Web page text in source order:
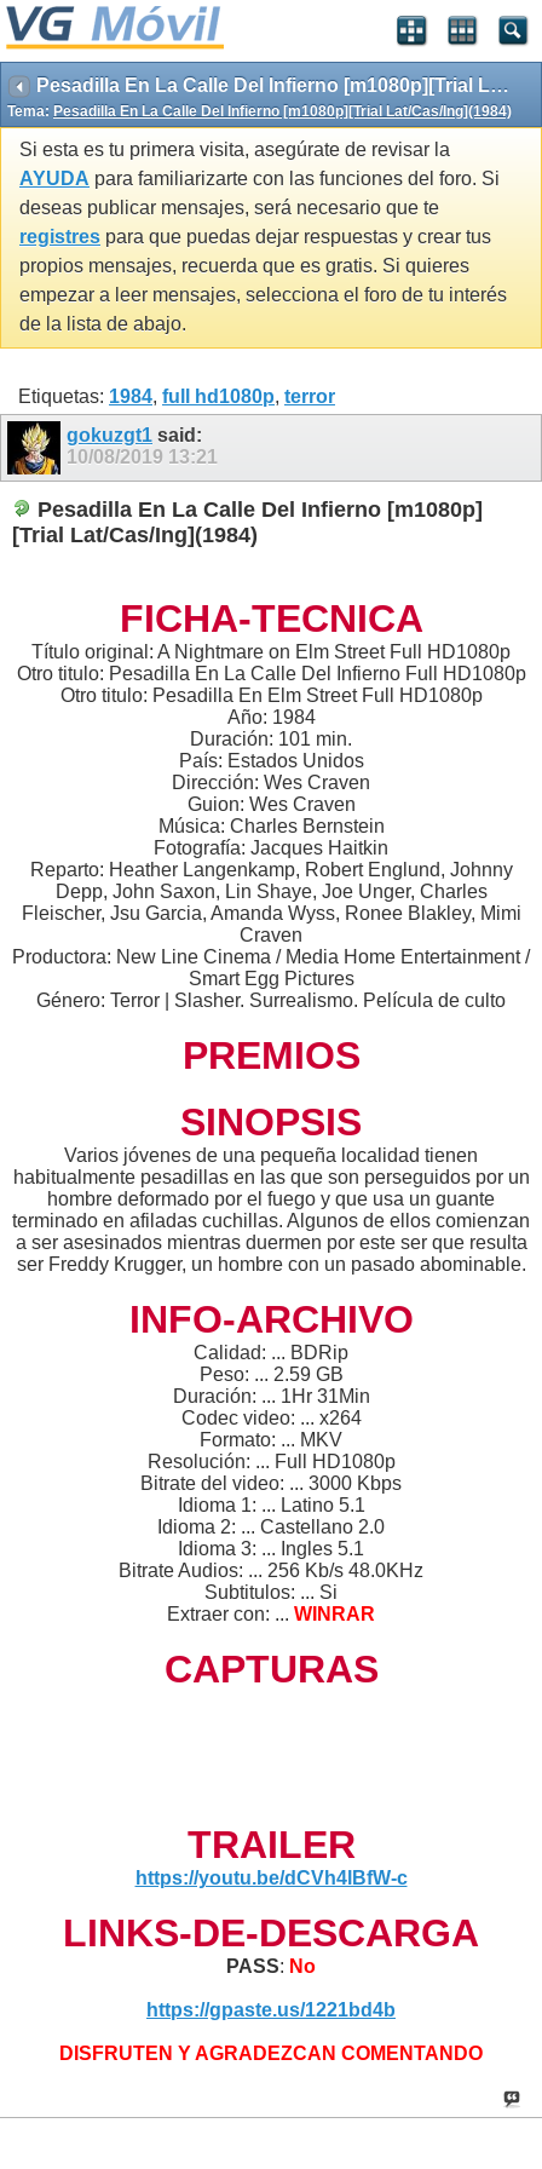
Pesadilla En La Calle Del Infierno [m1080p][Trial Lat/Cas/Ing](1984)
Tema: Pesadilla En La Calle Del Infierno [m1080p][Trial Lat/Cas/Ing](1984)
Si esta es tu primera visita, asegúrate de revisar la
AYUDA para familiarizarte con las funciones del foro. Si
deseas publicar mensajes, será necesario que te
registres para que puedas dejar respuestas y crear tus
propios mensajes, recuerda que es gratis. Si quieres
empezar a leer mensajes, selecciona el foro de tu interés
de la lista de abajo.
Etiquetas: 1984, full hd1080p, terror
gokuzgt1 said:
10/08/2019 13:21
Pesadilla En La Calle Del Infierno [m1080p]
[Trial Lat/Cas/Ing](1984)
FICHA-TECNICA
Título original: A Nightmare on Elm Street Full HD1080p
Otro titulo: Pesadilla En La Calle Del Infierno Full HD1080p
Otro titulo: Pesadilla En Elm Street Full HD1080p
Año: 1984
Duración: 101 min.
País: Estados Unidos
Dirección: Wes Craven
Guion: Wes Craven
Música: Charles Bernstein
Fotografía: Jacques Haitkin
Reparto: Heather Langenkamp, Robert Englund, Johnny
Depp, John Saxon, Lin Shaye, Joe Unger, Charles
Fleischer, Jsu Garcia, Amanda Wyss, Ronee Blakley, Mimi
Craven
Productora: New Line Cinema / Media Home Entertainment /
Smart Egg Pictures
Género: Terror | Slasher. Surrealismo. Película de culto
PREMIOS
SINOPSIS
Varios jóvenes de una pequeña localidad tienen
habitualmente pesadillas en las que son perseguidos por un
hombre deformado por el fuego y que usa un guante
terminado en afiladas cuchillas. Algunos de ellos comienzan
a ser asesinados mientras duermen por este ser que resulta
ser Freddy Krugger, un hombre con un pasado abominable.
INFO-ARCHIVO
Calidad: ... BDRip
Peso: ... 2.59 GB
Duración: ... 1Hr 31Min
Codec video: ... x264
Formato: ... MKV
Resolución: ... Full HD1080p
Bitrate del video: ... 3000 Kbps
Idioma 1: ... Latino 5.1
Idioma 2: ... Castellano 2.0
Idioma 3: ... Ingles 5.1
Bitrate Audios: ... 256 Kb/s 48.0KHz
Subtitulos: ... Si
Extraer con: ... WINRAR
CAPTURAS
TRAILER
https://youtu.be/dCVh4lBfW-c
LINKS-DE-DESCARGA
PASS: No
https://gpaste.us/1221bd4b
DISFRUTEN Y AGRADEZCAN COMENTANDO